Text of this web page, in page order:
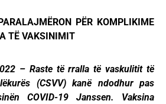
PËR KOMPLIKIME
TË VAKSINIMIT
– Raste të rralla të vaskulitit të
(CSVV) kanë ndodhur pas
COVID-19 Janssen. Vaksina